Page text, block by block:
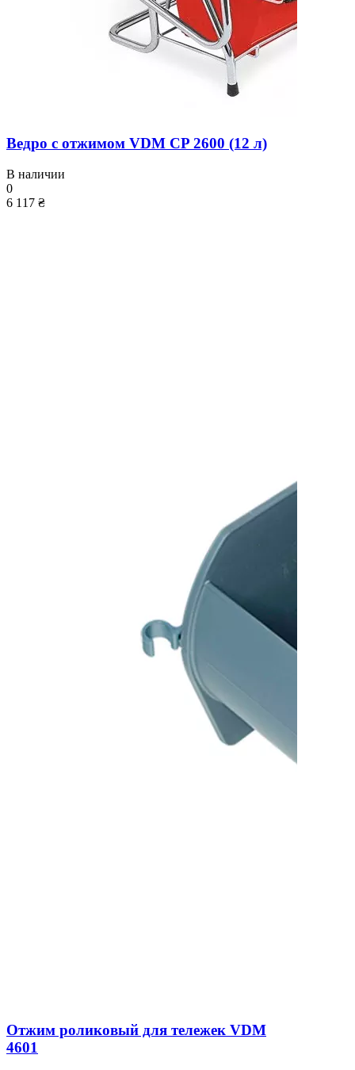
Ведро с отжимом VDM CP 2600 (12 л)
В наличии
0
6 117 ₴
Отжим роликовый для тележек VDM
4601